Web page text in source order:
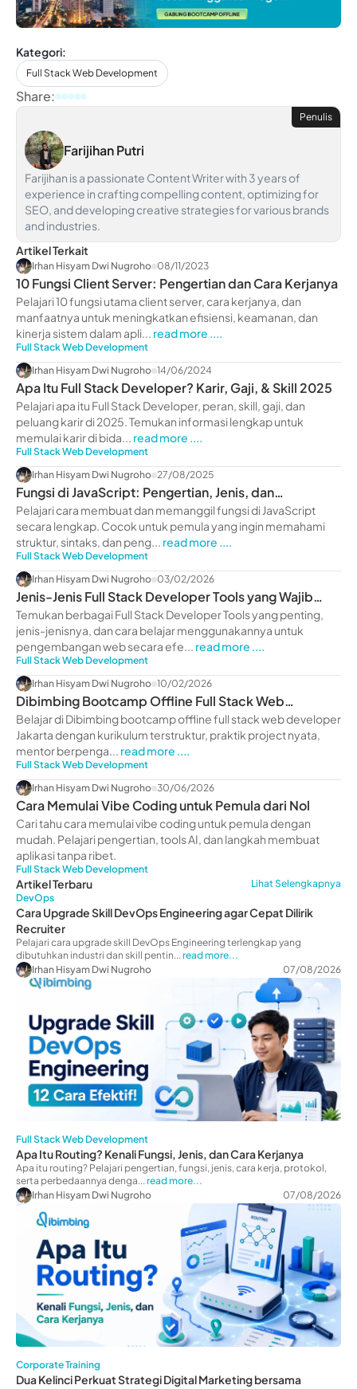
Kategori:
Full Stack Web Development
Share:
Penulis
Farijihan Putri
Farijihan is a passionate Content Writer with 3 years of
experience in crafting compelling content, optimizing for
SEO, and developing creative strategies for various brands
and industries.
Artikel Terkait
Irhan Hisyam Dwi Nugroho 08/11/2023
10 Fungsi Client Server: Pengertian dan Cara Kerjanya
Pelajari 10 fungsi utama client server, cara kerjanya, dan
manfaatnya untuk meningkatkan efisiensi, keamanan, dan
kinerja sistem dalam apli... read more ....
Full Stack Web Development
Irhan Hisyam Dwi Nugroho 14/06/2024
Apa Itu Full Stack Developer? Karir, Gaji, & Skill 2025
Pelajari apa itu Full Stack Developer, peran, skill, gaji, dan
peluang karir di 2025. Temukan informasi lengkap untuk
memulai karir di bida... read more ....
Full Stack Web Development
Irhan Hisyam Dwi Nugroho 27/08/2025
Fungsi di JavaScript: Pengertian, Jenis, dan
Contohnya
Pelajari cara membuat dan memanggil fungsi di JavaScript
secara lengkap. Cocok untuk pemula yang ingin memahami
struktur, sintaks, dan peng... read more ....
Full Stack Web Development
Irhan Hisyam Dwi Nugroho 03/02/2026
Jenis-Jenis Full Stack Developer Tools yang Wajib
Diketahui
Temukan berbagai Full Stack Developer Tools yang penting,
jenis-jenisnya, dan cara belajar menggunakannya untuk
pengembangan web secara efe... read more ....
Full Stack Web Development
Irhan Hisyam Dwi Nugroho 10/02/2026
Dibimbing Bootcamp Offline Full Stack Web
Developer Jakarta
Belajar di Dibimbing bootcamp offline full stack web developer
Jakarta dengan kurikulum terstruktur, praktik project nyata,
mentor berpenga... read more ....
Full Stack Web Development
Irhan Hisyam Dwi Nugroho 30/06/2026
Cara Memulai Vibe Coding untuk Pemula dari Nol
Cari tahu cara memulai vibe coding untuk pemula dengan
mudah. Pelajari pengertian, tools AI, dan langkah membuat
aplikasi tanpa ribet.
Full Stack Web Development
Artikel Terbaru
Lihat Selengkapnya
DevOps
Cara Upgrade Skill DevOps Engineering agar Cepat Dilirik
Recruiter
Pelajari cara upgrade skill DevOps Engineering terlengkap yang
dibutuhkan industri dan skill pentin...read more...
Irhan Hisyam Dwi Nugroho
07/08/2026
Full Stack Web Development
Apa Itu Routing? Kenali Fungsi, Jenis, dan Cara Kerjanya
Apa itu routing? Pelajari pengertian, fungsi, jenis, cara kerja, protokol,
serta perbedaannya denga...read more...
Irhan Hisyam Dwi Nugroho
07/08/2026
Corporate Training
Dua Kelinci Perkuat Strategi Digital Marketing bersama